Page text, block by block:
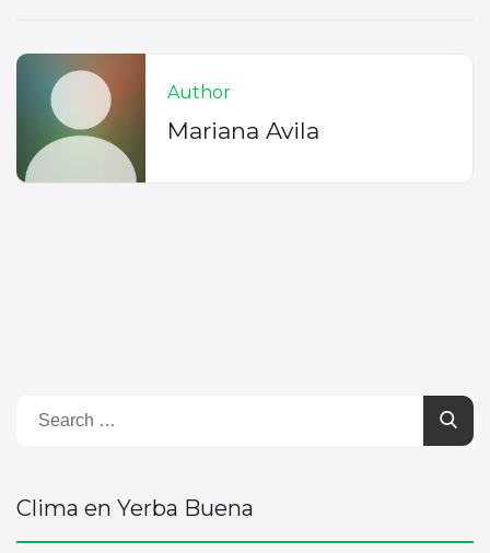
Author
Mariana Avila
Clima en Yerba Buena